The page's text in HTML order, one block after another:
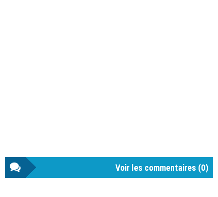
Voir les commentaires (0)